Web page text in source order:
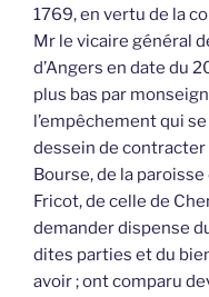
1769, en vertu de la
Mr le vicaire général
d’Angers en date du
plus bas par
l’empêchement qui
dessein de contracter
Bourse, de la
Fricot, de celle de
demander dispense
dites parties et du
avoir ; ont comparu